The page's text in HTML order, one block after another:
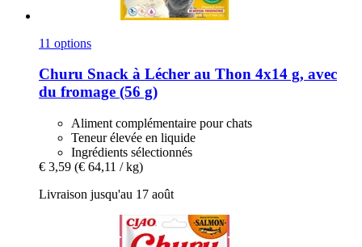
11 options
Churu Snack à Lécher au Thon 4x14 g, avec
du fromage (56 g)
Aliment complémentaire pour chats
Teneur élevée en liquide
Ingrédients sélectionnés
€ 3,59 (€ 64,11 / kg)
Livraison jusqu'au 17 août